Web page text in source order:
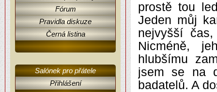
Fórum
Pravidla diskuze
Černá listina
Salónek pro přátele
Přihlášení
prostě tou
Jeden můj
nejvyšší
Nicméně,
hlubšímu
jsem se na
badatelů. A